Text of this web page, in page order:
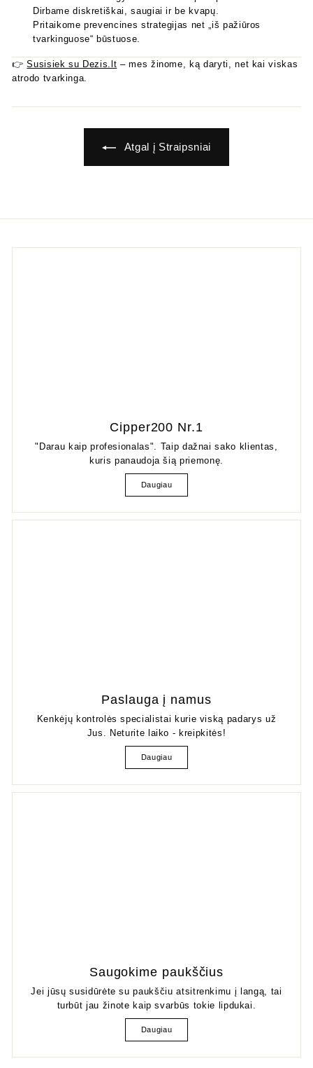
Dirbame diskretiškai, saugiai ir be kvapų.
Pritaikome prevencines strategijas net „iš pažiūros
tvarkinguose“ būstuose.
👉Susisiek su Dezis.lt – mes žinome, ką daryti, net kai viskas
atrodo tvarkinga.
Atgal į Straipsniai
Cipper200 Nr.1
"Darau kaip profesionalas". Taip dažnai sako klientas,
kuris panaudoja šią priemonę.
Daugiau
Paslauga į namus
Kenkėjų kontrolės specialistai kurie viską padarys už
Jus. Neturite laiko - kreipkitės!
Daugiau
Saugokime paukščius
Jei jūsų susidūrėte su paukščiu atsitrenkimu į langą, tai
turbūt jau žinote kaip svarbūs tokie lipdukai.
Daugiau